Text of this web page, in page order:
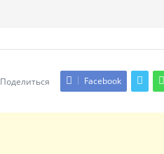
Поделиться Facebook